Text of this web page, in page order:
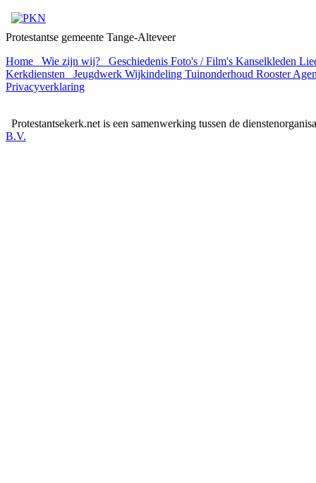
Protestantse gemeente Tange-Alteveer
Home
Wie zijn wij? Geschiedenis Foto's / Film's Kanselkleden
Kerkdiensten
Jeugdwerk Wijkindeling Tuinonderhoud Rooster
Privacyverklaring
Protestantsekerk.net is een samenwerking tussen de
B.V.